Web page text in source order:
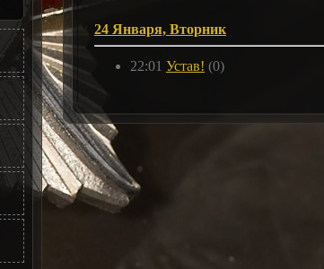
24 Января, Вторник
22:01 Устав! (0)